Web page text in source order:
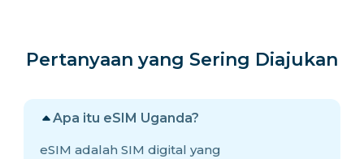
Pertanyaan yang Sering Diajukan
Apa itu eSIM Uganda?
eSIM adalah SIM digital yang